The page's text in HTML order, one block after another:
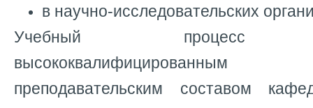
в научно-исследовательских
Учебный процесс
высококвалифицированным
преподавательским составом